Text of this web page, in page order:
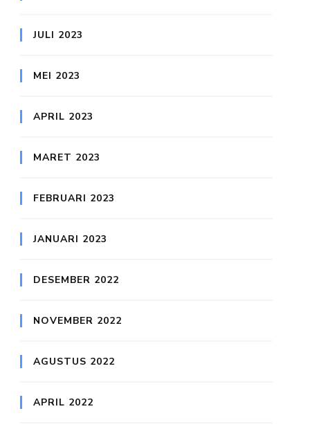
JULI 2023
MEI 2023
APRIL 2023
MARET 2023
FEBRUARI 2023
JANUARI 2023
DESEMBER 2022
NOVEMBER 2022
AGUSTUS 2022
APRIL 2022